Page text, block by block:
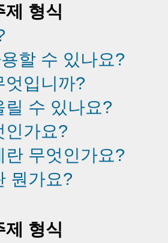
제 형식
할 수 있나요?
엇입니까?
릴 수 있나요?
인가요?
란 무엇인가요?
뭔가요?
제 형식